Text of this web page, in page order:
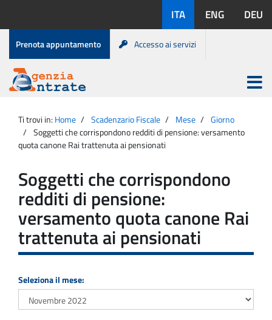
contenuto
disponibili:
ITA ENG DEU
Menu
di
servizio
Prenota appuntamento Accesso ai servizi
Agenzia
Entrate
Apri
menu
principale
Ti trovi in: Home Scadenzario Fiscale Mese
Giorno
Soggetti che corrispondono redditi di pensione: versamento
quota canone Rai trattenuta ai pensionati
Soggetti che corrispondono
redditi di pensione:
versamento quota canone Rai
trattenuta ai pensionati
Seleziona il mese: